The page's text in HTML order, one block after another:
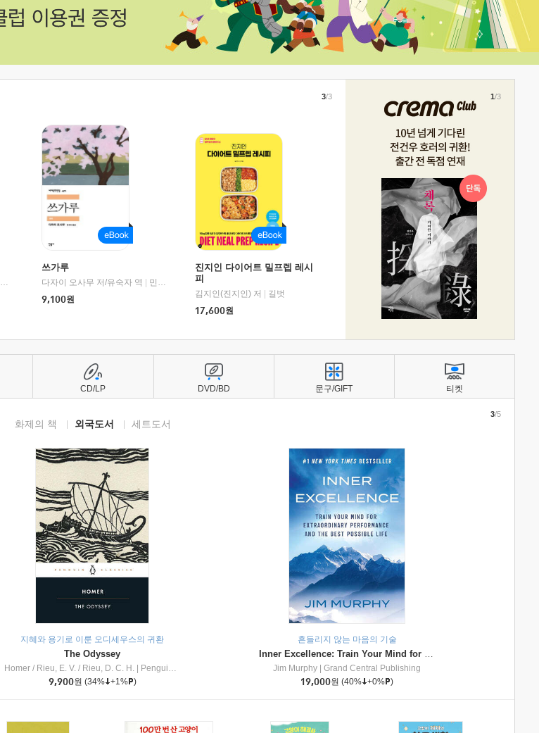
제이미 러시,톰 올릭,스테파니 플랜더스 편저/임경은 역/박정호 감수 |
교보문고
쓰가루
다자이 오사무 저/유숙자 역
민음사
9,100원
진지인 다이어트 밀프렙 레시
피
김지인(진지인) 저
길벗
17,600원
3/3 1/3
화제의 책 외국도서 세트도서
지혜와 용기로 이룬 오디세우스의 귀환
The Odyssey
Homer / Rieu, E. V. / Rieu, D. C. H.
Penguin Group
9,900원 (34% +1% )
흔들리지 않는 마음의 기술
Inner Excellence: Train Your Mind for Extraordinary Performance and the Best Possible Life
Jim Murphy
Grand Central Publishing
19,000원 (40% +0% )
3/5
CD/LP DVD/BD 문구/GIFT 티켓